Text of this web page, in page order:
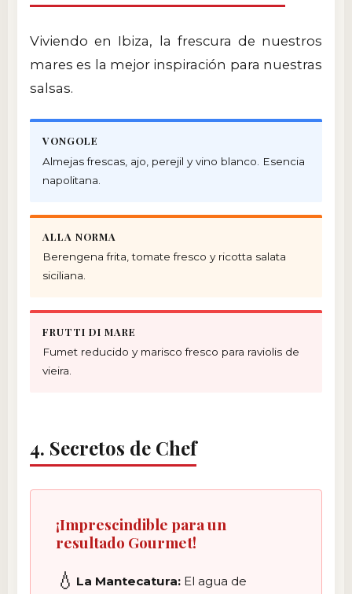
Viviendo en Ibiza, la frescura de nuestros
mares es la mejor inspiración para nuestras
salsas.
VONGOLE
Almejas frescas, ajo, perejil y vino blanco. Esencia
napolitana.
ALLA NORMA
Berengena frita, tomate fresco y ricotta salata
siciliana.
FRUTTI DI MARE
Fumet reducido y marisco fresco para raviolis de
vieira.
4. Secretos de Chef
¡Imprescindible para un
resultado Gourmet!
💧 La Mantecatura: El agua de